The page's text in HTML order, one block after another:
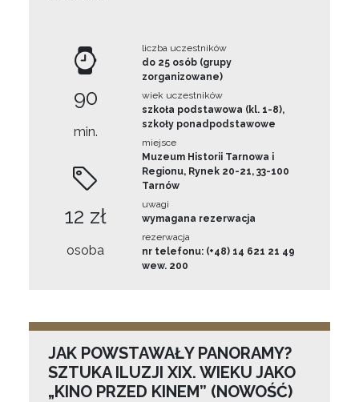
90
min.
12 zł
osoba
liczba uczestników
do 25 osób (grupy
zorganizowane)
wiek uczestników
szkoła podstawowa (kl. 1-8),
szkoły ponadpodstawowe
miejsce
Muzeum Historii Tarnowa i
Regionu, Rynek 20-21, 33-100
Tarnów
uwagi
wymagana rezerwacja
rezerwacja
nr telefonu: (+48) 14 621 21 49
wew. 200
JAK POWSTAWAŁY PANORAMY?
SZTUKA ILUZJI XIX. WIEKU JAKO
„KINO PRZED KINEM” (NOWOŚĆ)